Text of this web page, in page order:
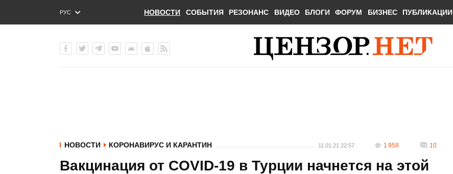
РУС
ENG
НОВОСТИ СОБЫТИЯ РЕЗОНАНС ВИДЕО БЛОГИ ФОРУМ БИЗНЕС ПУБЛИКАЦИИ
НОВОСТИ КОРОНАВИРУС И КАРАНТИН 11.01.21 22:57 1 958 10
Вакцинация от COVID-19 в Турции начнется на этой